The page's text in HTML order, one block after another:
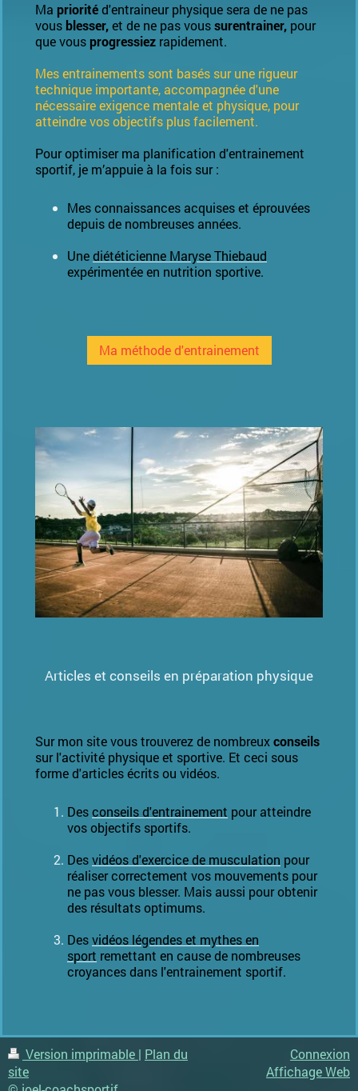
Ma prioritéd'entraineur physique sera de ne pas
vous blesser,et de ne pas voussurentrainer, pour
que vous progressiez rapidement.
Mes entrainements sont basés sur une rigueur
technique importante, accompagnée d'une
nécessaire exigence mentale et physique, pour
atteindre vos objectifs plus facilement.
Pour optimiser ma planification d'entrainement
sportif, je m’appuie à la fois sur :
Mes connaissances acquises et éprouvées
depuis de nombreuses années.
Unediététicienne Maryse Thiebaud
expérimentée en nutrition sportive.
Ma méthode d'entrainement
Articles et conseils en préparation physique
Sur mon site vous trouverez de nombreuxconseils
sur l'activité physique et sportive. Et ceci sous
forme d'articles écrits ou vidéos.
Desconseils d'entrainement pour atteindre
vos objectifs sportifs.
Desvidéos d'exercice de musculation pour
réaliser correctement vos mouvements pour
ne pas vous blesser. Mais aussi pour obtenir
des résultats optimums.
Desvidéos légendes et mythes en
sport remettant en cause de nombreuses
croyances dans l'entrainement sportif.
Version imprimable | Plan du
site
Connexion
Affichage Web